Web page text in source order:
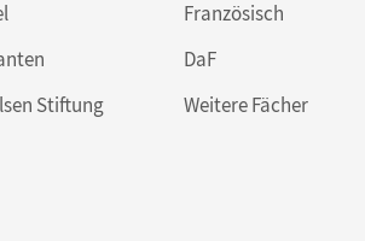
Stiftung
Französisch
DaF
Weitere Fächer